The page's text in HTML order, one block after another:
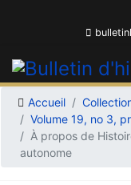
Accueil
Volume 19, no 3,
À propos de
autonome